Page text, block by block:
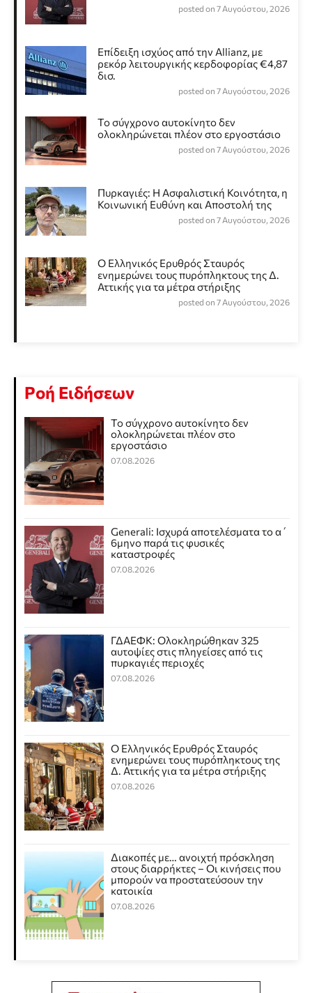
posted on 7 Αυγούστου, 2026
Επίδειξη ισχύος από την Allianz, με
ρεκόρ λειτουργικής κερδοφορίας €4,87
δισ.
posted on 7 Αυγούστου, 2026
Το σύγχρονο αυτοκίνητο δεν
ολοκληρώνεται πλέον στο εργοστάσιο
posted on 7 Αυγούστου, 2026
Πυρκαγιές: Η Ασφαλιστική Κοινότητα, η
Κοινωνική Ευθύνη και Αποστολή της
posted on 7 Αυγούστου, 2026
Ο Ελληνικός Ερυθρός Σταυρός
ενημερώνει τους πυρόπληκτους της Δ.
Αττικής για τα μέτρα στήριξης
posted on 7 Αυγούστου, 2026
Ροή Ειδήσεων
Το σύγχρονο αυτοκίνητο δεν
ολοκληρώνεται πλέον στο
εργοστάσιο
07.08.2026
Generali: Ισχυρά αποτελέσματα το α΄
6μηνο παρά τις φυσικές
καταστροφές
07.08.2026
ΓΔΑΕΦΚ: Ολοκληρώθηκαν 325
αυτοψίες στις πληγείσες από τις
πυρκαγιές περιοχές
07.08.2026
Ο Ελληνικός Ερυθρός Σταυρός
ενημερώνει τους πυρόπληκτους της
Δ. Αττικής για τα μέτρα στήριξης
07.08.2026
Διακοπές με… ανοιχτή πρόσκληση
στους διαρρήκτες – Οι κινήσεις που
μπορούν να προστατεύσουν την
κατοικία
07.08.2026